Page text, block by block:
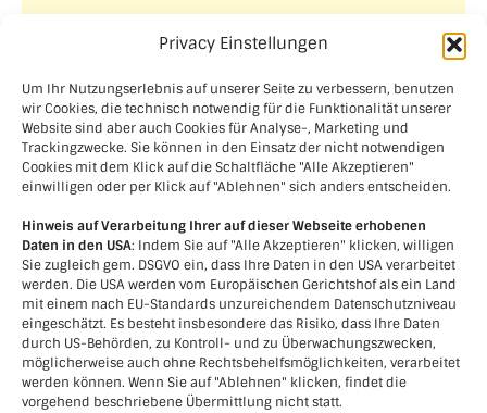
Privacy Einstellungen
Um Ihr Nutzungserlebnis auf unserer Seite zu verbessern, benutzen
wir Cookies, die technisch notwendig für die Funktionalität unserer
Website sind aber auch Cookies für Analyse-, Marketing und
Trackingzwecke. Sie können in den Einsatz der nicht notwendigen
Cookies mit dem Klick auf die Schaltfläche "Alle Akzeptieren"
einwilligen oder per Klick auf "Ablehnen" sich anders entscheiden.
Hinweis auf Verarbeitung Ihrer auf dieser Webseite erhobenen
Daten in den USA: Indem Sie auf "Alle Akzeptieren" klicken, willigen
Sie zugleich gem. DSGVO ein, dass Ihre Daten in den USA verarbeitet
werden. Die USA werden vom Europäischen Gerichtshof als ein Land
mit einem nach EU-Standards unzureichendem Datenschutzniveau
eingeschätzt. Es besteht insbesondere das Risiko, dass Ihre Daten
durch US-Behörden, zu Kontroll- und zu Überwachungszwecken,
möglicherweise auch ohne Rechtsbehelfsmöglichkeiten, verarbeitet
werden können. Wenn Sie auf "Ablehnen" klicken, findet die
vorgehend beschriebene Übermittlung nicht statt.
Aktuelle Projekte